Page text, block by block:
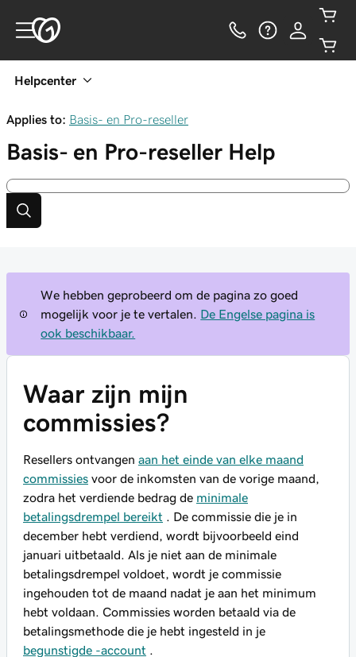
Helpcenter
Applies to: Basis- en Pro-reseller
Basis- en Pro-reseller Help
We hebben geprobeerd om de pagina zo goed
mogelijk voor je te vertalen.
De Engelse pagina is
ook beschikbaar.
Waar zijn mijn
commissies?
Resellers ontvangen aan het einde van elke maand
commissies voor de inkomsten van de vorige maand,
zodra het verdiende bedrag de minimale
betalingsdrempel bereikt . De commissie die je in
december hebt verdiend, wordt bijvoorbeeld eind
januari uitbetaald. Als je niet aan de minimale
betalingsdrempel voldoet, wordt je commissie
ingehouden tot de maand nadat je aan het minimum
hebt voldaan. Commissies worden betaald via de
betalingsmethode die je hebt ingesteld in je
begunstigde -account